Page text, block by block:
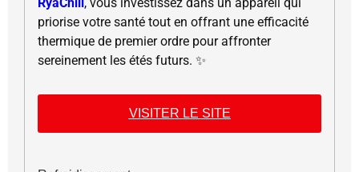
priorise votre santé tout en offrant une efficacité
thermique de premier ordre pour affronter
sereinement les étés futurs. ✨
VISITER LE SITE